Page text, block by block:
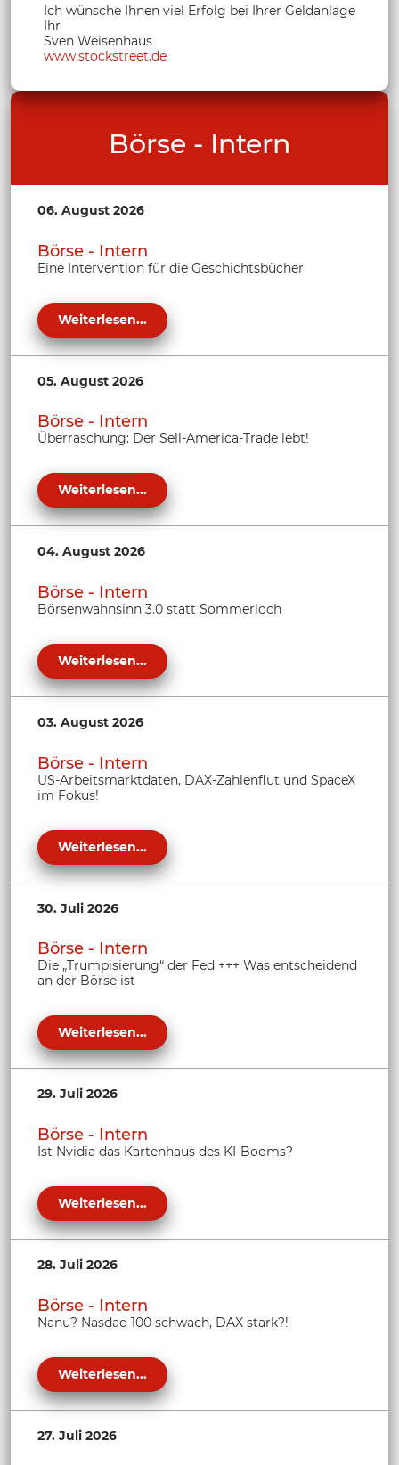
Ich wünsche Ihnen viel Erfolg bei Ihrer Geldanlage
Ihr
Sven Weisenhaus
www.stockstreet.de
Börse - Intern
06. August 2026
Börse - Intern
Eine Intervention für die Geschichtsbücher
Weiterlesen...
05. August 2026
Börse - Intern
Überraschung: Der Sell-America-Trade lebt!
Weiterlesen...
04. August 2026
Börse - Intern
Börsenwahnsinn 3.0 statt Sommerloch
Weiterlesen...
03. August 2026
Börse - Intern
US-Arbeitsmarktdaten, DAX-Zahlenflut und SpaceX
im Fokus!
Weiterlesen...
30. Juli 2026
Börse - Intern
Die „Trumpisierung“ der Fed +++ Was entscheidend
an der Börse ist
Weiterlesen...
29. Juli 2026
Börse - Intern
Ist Nvidia das Kartenhaus des KI-Booms?
Weiterlesen...
28. Juli 2026
Börse - Intern
Nanu? Nasdaq 100 schwach, DAX stark?!
Weiterlesen...
27. Juli 2026